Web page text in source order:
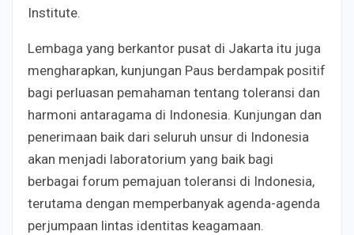
Institute.
Lembaga yang berkantor pusat di Jakarta itu juga
mengharapkan, kunjungan Paus berdampak positif
bagi perluasan pemahaman tentang toleransi dan
harmoni antaragama di Indonesia. Kunjungan dan
penerimaan baik dari seluruh unsur di Indonesia
akan menjadi laboratorium yang baik bagi
berbagai forum pemajuan toleransi di Indonesia,
terutama dengan memperbanyak agenda-agenda
perjumpaan lintas identitas keagamaan.